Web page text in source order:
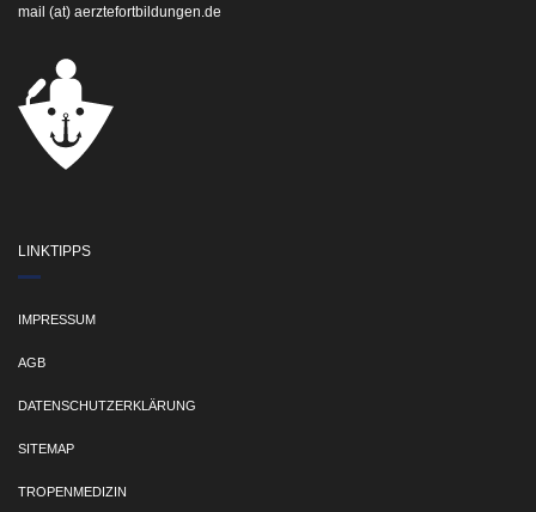
mail (at) aerztefortbildungen.de
LINKTIPPS
IMPRESSUM
AGB
DATENSCHUTZERKLÄRUNG
SITEMAP
TROPENMEDIZIN